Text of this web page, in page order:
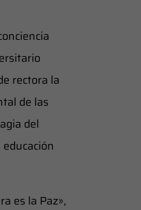
rectora la
de las
del
es la Paz»,